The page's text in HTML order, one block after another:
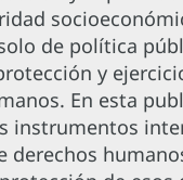
de política
y
En esta
instrumentos
derechos